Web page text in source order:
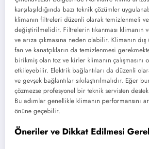
karşılaşıldığında bazı teknik çözümler
klimanın filtreleri düzenli olarak temizlenmeli
değiştirilmelidir. Filtrelerin tıkanması
ve arıza çıkmasına neden olabilir. Klimanın
fan ve kanatçıkların da temizlenmesi
birikmiş olan toz ve kirler klimanın çalışmasını
etkileyebilir. Elektrik bağlantıları da düzenli
ve gevşek bağlantılar sıkılaştırılmalıdır. Eğer
çözmezse profesyonel bir teknik servisten
Bu adımlar genellikle klimanın performansını
önüne geçebilir.
Öneriler ve Dikkat Edilmesi